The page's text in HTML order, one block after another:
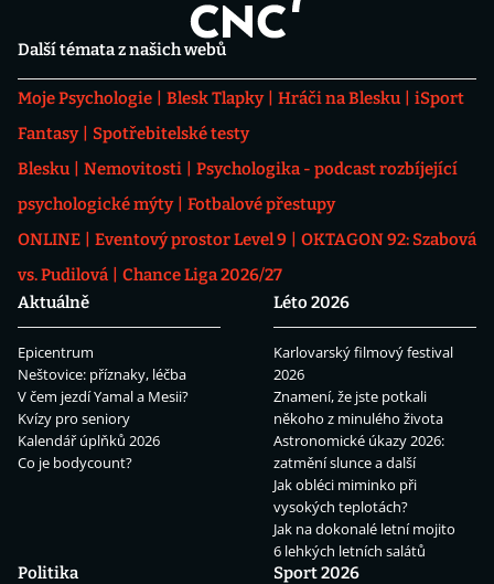
Další témata z našich webů
Moje Psychologie Blesk Tlapky Hráči na Blesku
iSport
Fantasy
Spotřebitelské testy
Blesku
Nemovitosti
Psychologika - podcast rozbíjející
psychologické mýty
Fotbalové přestupy
ONLINE
Eventový prostor Level 9
OKTAGON 92: Szabová
vs. Pudilová
Chance Liga 2026/27
Aktuálně
Epicentrum
Neštovice: příznaky, léčba
V čem jezdí Yamal a Mesii?
Kvízy pro seniory
Kalendář úplňků 2026
Co je bodycount?
Léto 2026
Karlovarský filmový festival
2026
Znamení, že jste potkali
někoho z minulého života
Astronomické úkazy 2026:
zatmění slunce a další
Jak obléci miminko při
vysokých teplotách?
Jak na dokonalé letní mojito
6 lehkých letních salátů
Politika
Sport 2026